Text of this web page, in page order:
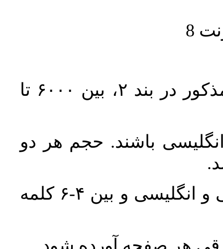
حجم کل مقاله با احتساب تمام بخش‌های مذکور در بند ۲، بین ۶۰۰۰ تا
باشند. حجم هر دو
واژگان کلیدی بلافاصله پس از چکیده فارسی و انگلیسی و بین ۴-۶ کلمه